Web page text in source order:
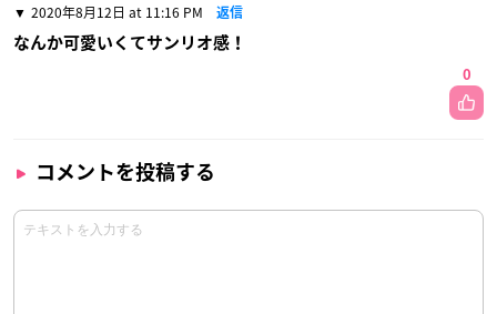
2020年8月12日 at 11:16 PM 返信
なんか可愛いくてサンリオ感！
0
コメントを投稿する